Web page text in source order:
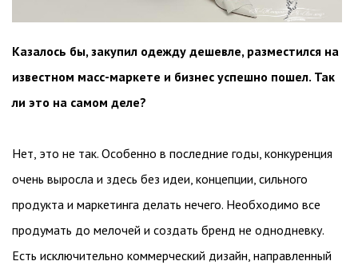
Казалось бы, закупил одежду дешевле, разместился на
известном масс-маркете и бизнес успешно пошел. Так
ли это на самом деле?
Нет, это не так. Особенно в последние годы, конкуренция
очень выросла и здесь без идеи, концепции, сильного
продукта и маркетинга делать нечего. Необходимо все
продумать до мелочей и создать бренд не однодневку.
Есть исключительно коммерческий дизайн, направленный